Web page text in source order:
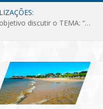
Audiência Pública que tem como objetivo discutir o TEMA: “Fornecimento de Energia Elétrica em Debate: Tarifas, Qualidade e Atendimento dos Serviços”